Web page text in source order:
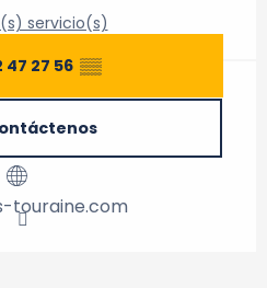
servicio(s)
47 27 56 ▒▒
touraine.com